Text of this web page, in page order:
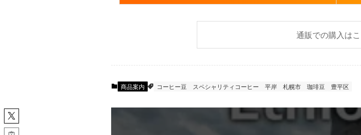
通販での購入は
商品案内 コーヒー豆 スペシャリティコーヒー 平岸 札幌市 珈琲豆 豊平区